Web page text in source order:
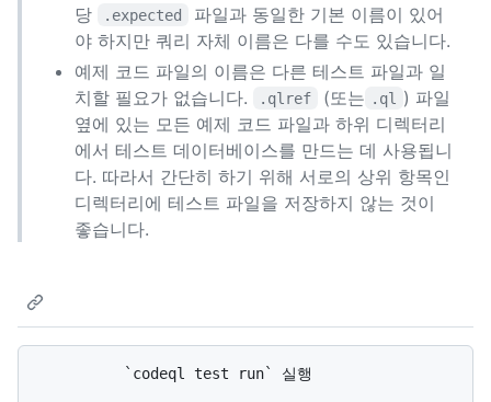
당
.expected
파일과 동일한 기본 이름이 있어
야 하지만 쿼리 자체 이름은 다를 수도 있습니다.
예제 코드 파일의 이름은 다른 테스트 파일과 일
치할 필요가 없습니다.
.qlref (또는 .ql
) 파일
옆에 있는 모든 예제 코드 파일과 하위 디렉터리
에서 테스트 데이터베이스를 만드는 데 사용됩니
다. 따라서 간단히 하기 위해 서로의 상위 항목인
디렉터리에 테스트 파일을 저장하지 않는 것이
좋습니다.